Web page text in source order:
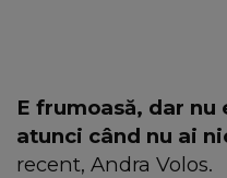
E frumoasă, dar
atunci când nu ai
recent, Andra Volos.